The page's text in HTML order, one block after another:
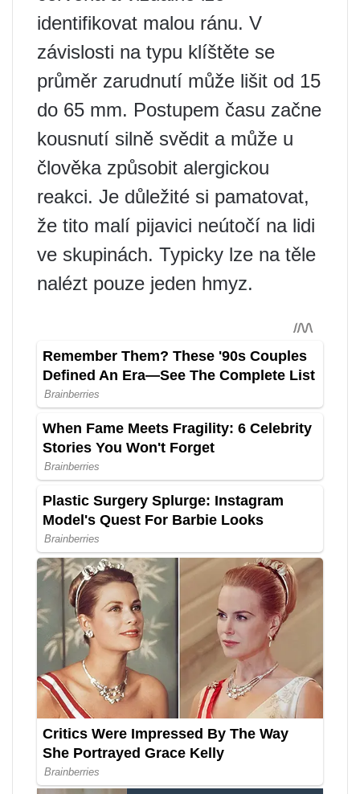
identifikovat malou ránu. V
závislosti na typu klíštěte se
průměr zarudnutí může lišit od 15
do 65 mm. Postupem času začne
kousnutí silně svědit a může u
člověka způsobit alergickou
reakci. Je důležité si pamatovat,
že tito malí pijavici neútočí na lidi
ve skupinách. Typicky lze na těle
nalézt pouze jeden hmyz.